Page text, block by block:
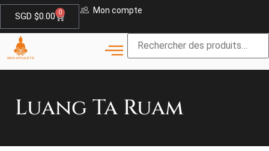
SGD $0.00 0 Mon compte
Luang Ta Ruam